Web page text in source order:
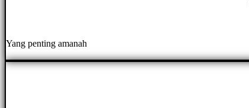
Yang penting amanah